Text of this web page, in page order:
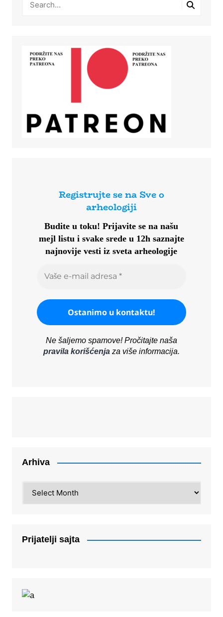
Registrujte se na Sve o
arheologiji
Budite u toku!Prijavite se na našu
mejl listu i svake srede u 12h saznajte
najnovije vesti iz sveta arheologije
Ne šaljemo spamove! Pročitajte naša
pravila korišćenjaza više informacija.
Arhiva
Prijatelji sajta